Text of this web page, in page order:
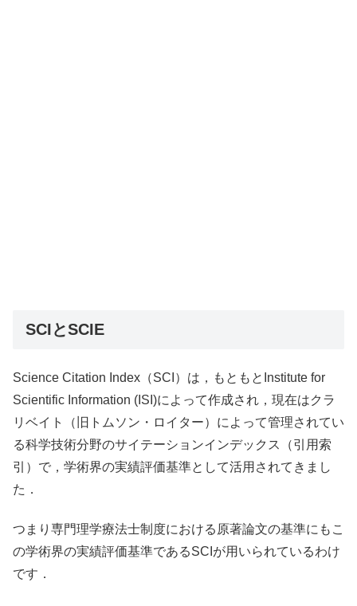
SCIとSCIE
Science Citation Index（SCI）は，もともとInstitute for
Scientific Information (ISI)によって作成され，現在はクラ
リベイト（旧トムソン・ロイター）によって管理されてい
る科学技術分野のサイテーションインデックス（引用索
引）で，学術界の実績評価基準として活用されてきまし
た．
つまり専門理学療法士制度における原著論文の基準にもこ
の学術界の実績評価基準であるSCIが用いられているわけ
です．